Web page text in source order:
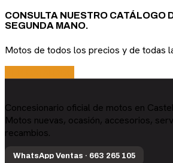
CONSULTA NUESTRO CATÁLOGO
SEGUNDA MANO.
Motos de todos los precios y de todas
Concesionario oficial de motos en
Motos nuevas, ocasión, accesorios,
recambios.
WhatsApp Ventas · 663 265 105